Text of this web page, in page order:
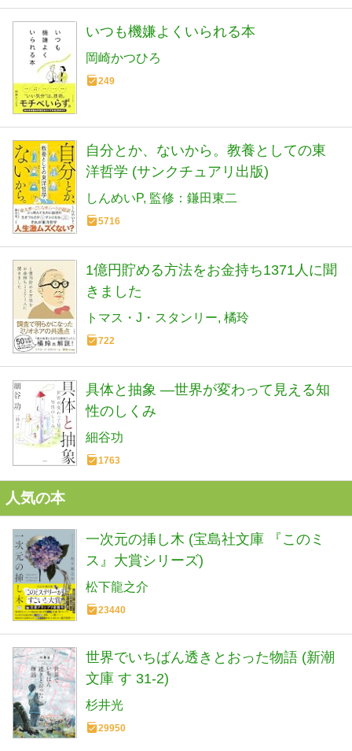
いつも機嫌よくいられる本
岡崎かつひろ
249
自分とか、ないから。教養としての東
洋哲学 (サンクチュアリ出版)
しんめいP 監修：鎌田東二
5716
1億円貯める方法をお金持ち1371人に聞
きました
トマス・J・スタンリー 橘玲
722
具体と抽象 ―世界が変わって見える知
性のしくみ
細谷功
1763
人気の本
一次元の挿し木 (宝島社文庫 『このミ
ス』大賞シリーズ)
松下龍之介
23440
世界でいちばん透きとおった物語 (新潮
文庫 す 31-2)
杉井光
29950